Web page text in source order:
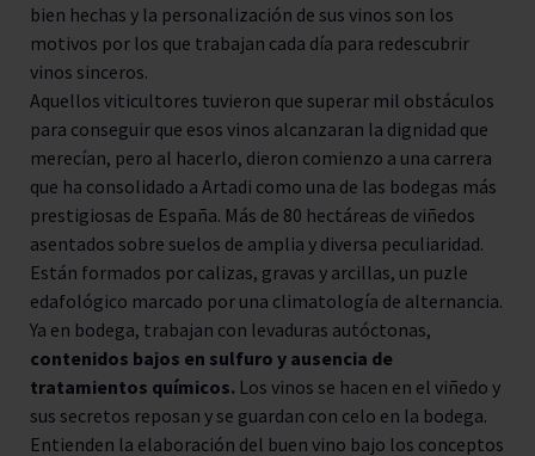
bien hechas y la personalización de sus vinos son los
motivos por los que trabajan cada día para redescubrir
vinos sinceros.
Aquellos viticultores tuvieron que superar mil obstáculos
para conseguir que esos vinos alcanzaran la dignidad que
merecían, pero al hacerlo, dieron comienzo a una carrera
que ha consolidado a Artadi como una de las bodegas más
prestigiosas de España. Más de 80 hectáreas de viñedos
asentados sobre suelos de amplia y diversa peculiaridad.
Están formados por calizas, gravas y arcillas, un puzle
edafológico marcado por una climatología de alternancia.
Ya en bodega, trabajan con levaduras autóctonas,
contenidos bajos en sulfuro y ausencia de
tratamientos químicos. Los vinos se hacen en el viñedo y
sus secretos reposan y se guardan con celo en la bodega.
Entienden la elaboración del buen vino bajo los conceptos